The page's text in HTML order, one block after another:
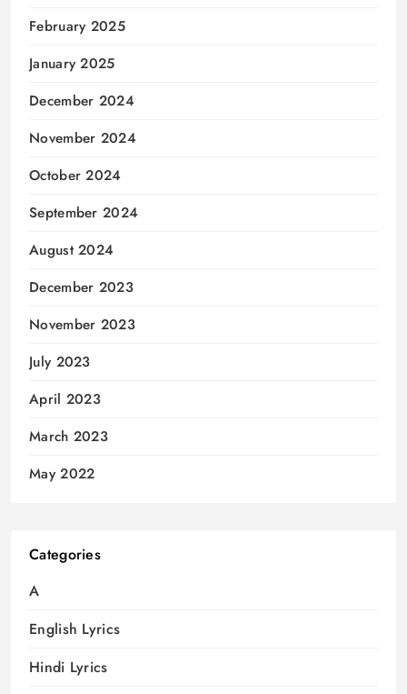
February 2025
January 2025
December 2024
November 2024
October 2024
September 2024
August 2024
December 2023
November 2023
July 2023
April 2023
March 2023
May 2022
Categories
A
English Lyrics
Hindi Lyrics